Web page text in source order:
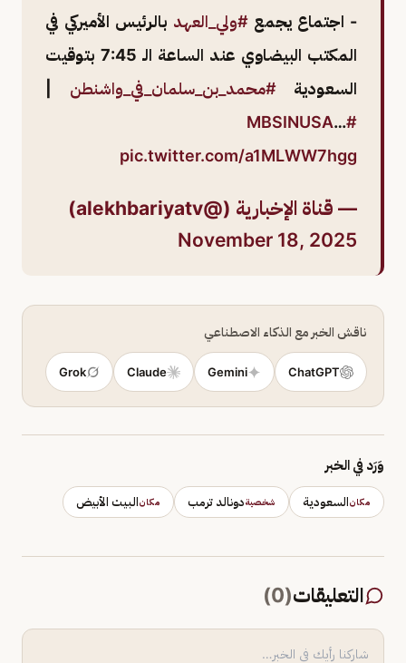
- اجتماع يجمع #ولي_العهد بالرئيس الأميركي في
المكتب البيضاوي عند الساعة الـ 7:45 بتوقيت
السعودية#محمد_بن_سلمان_في_واشنطن
#MBSINUSA
…
pic.twitter.com/a1MLWW7hgg
— قناة الإخبارية (@alekhbariyatv)
November 18, 2025
ناقش الخبر مع الذكاء الاصطناعي
ChatGPT
Gemini
Claude
Grok
وَرَد في الخبر
مكانالسعودية شخصيةدونالد ترمب مكانالبيت الأبيض
التعليقات(
0
)